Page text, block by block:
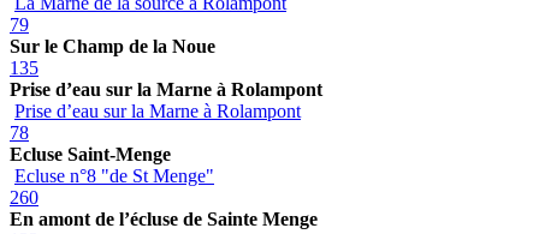
79
Sur le Champ de la Noue
135
Prise d’eau sur la Marne à Rolampont
Prise d’eau sur la Marne à Rolampont
78
Ecluse Saint-Menge
Ecluse n°8 "de St Menge"
260
En amont de l’écluse de Sainte Menge